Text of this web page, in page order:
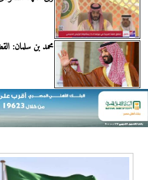
محمد بن سلمان: